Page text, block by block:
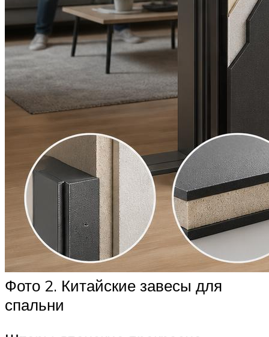
Фото 2. Китайские завесы для
спальни